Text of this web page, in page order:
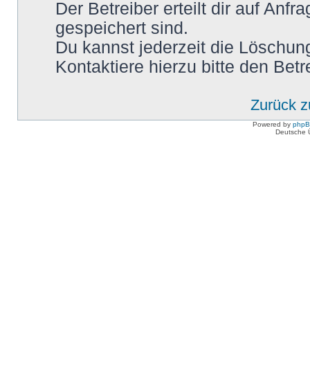
Der Betreiber erteilt dir auf
gespeichert sind.
Du kannst jederzeit die
Kontaktiere hierzu bitte den
Zurück
Powered by
Deutsche